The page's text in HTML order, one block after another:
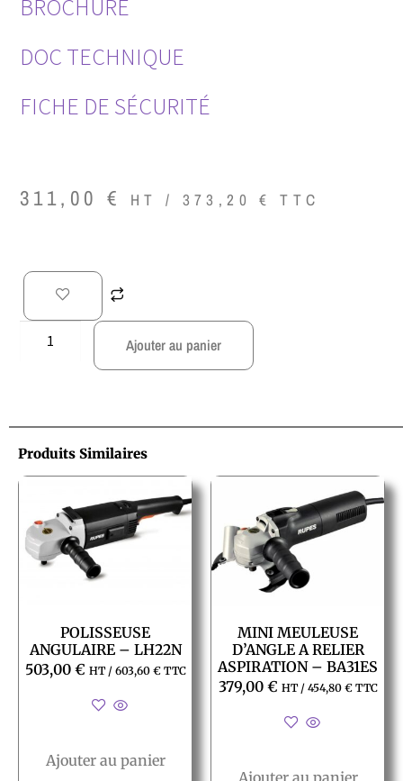
BROCHURE
DOC TECHNIQUE
FICHE DE SÉCURITÉ
311,00 € HT / 373,20€ TTC
Ajouter au panier
Produits Similaires
POLISSEUSE
ANGULAIRE – LH22N
503,00 € HT / 603,60 €TTC
Ajouter au panier
MINI MEULEUSE
D’ANGLE A RELIER
ASPIRATION – BA31ES
379,00 € HT / 454,80 €TTC